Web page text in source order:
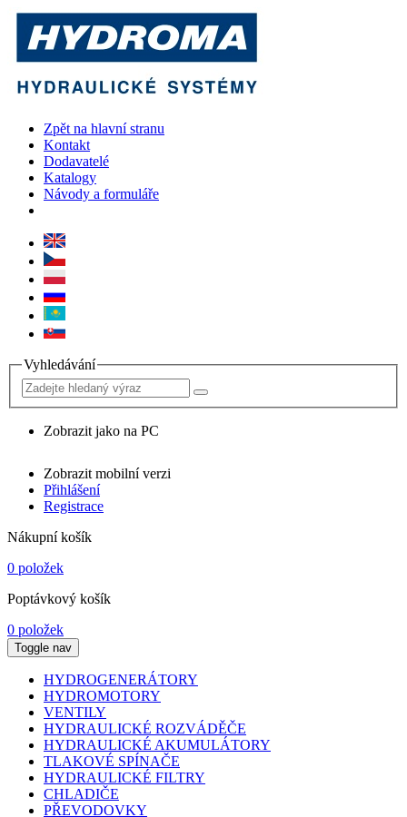
Zpět na hlavní stranu
Kontakt
Dodavatelé
Katalogy
Návody a formuláře
Vyhledávání
Zobrazit jako na PC
Zobrazit mobilní verzi
Přihlášení
Registrace
Nákupní košík
0 položek
Poptávkový košík
0 položek
Toggle nav
HYDROGENERÁTORY
HYDROMOTORY
VENTILY
HYDRAULICKÉ ROZVÁDĚČE
HYDRAULICKÉ AKUMULÁTORY
TLAKOVÉ SPÍNAČE
HYDRAULICKÉ FILTRY
CHLADIČE
PŘEVODOVKY